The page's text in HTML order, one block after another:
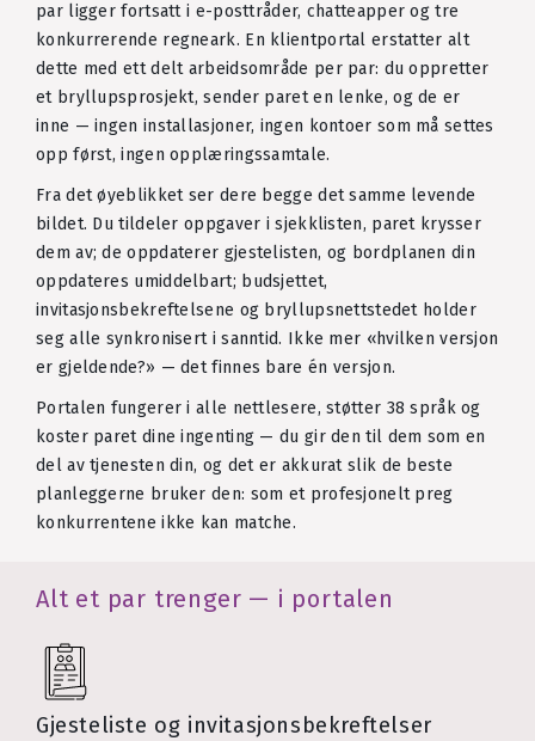
par ligger fortsatt i e-posttråder, chatteapper og tre
konkurrerende regneark. En klientportal erstatter alt
dette med ett delt arbeidsområde per par: du oppretter
et bryllupsprosjekt, sender paret en lenke, og de er
inne — ingen installasjoner, ingen kontoer som må settes
opp først, ingen opplæringssamtale.
Fra det øyeblikket ser dere begge det samme levende
bildet. Du tildeler oppgaver i sjekklisten, paret krysser
dem av; de oppdaterer gjestelisten, og bordplanen din
oppdateres umiddelbart; budsjettet,
invitasjonsbekreftelsene og bryllupsnettstedet holder
seg alle synkronisert i sanntid. Ikke mer «hvilken versjon
er gjeldende?» — det finnes bare én versjon.
Portalen fungerer i alle nettlesere, støtter 38 språk og
koster paret dine ingenting — du gir den til dem som en
del av tjenesten din, og det er akkurat slik de beste
planleggerne bruker den: som et profesjonelt preg
konkurrentene ikke kan matche.
Alt et par trenger — i portalen
Gjesteliste og invitasjonsbekreftelser